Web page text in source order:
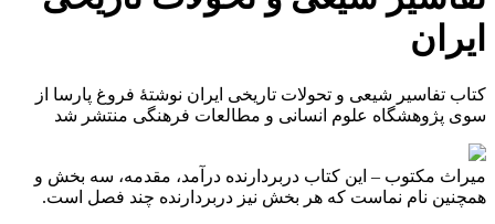
ایران
کتاب تفاسیر شیعی و تحولات تاریخی ایران نوشتۀ فروغ پارسا از
سوی پژوهشگاه علوم انسانی و مطالعات فرهنگی منتشر شد
ميراث مكتوب – این کتاب دربردارنده درآمد، مقدمه، سه بخش و
همچنین نام نماست که هر بخش نیز دربردارنده چند فصل است.